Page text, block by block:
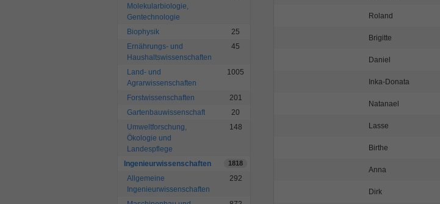
Molekularbiologie,
Gentechnologie
Biophysik
25
Ernährungs- und
Haushaltswissenschaften
45
Land- und
Agrarwissenschaften
1005
Forstwissenschaften
201
Gartenbauwissenschaft
20
Umweltforschung,
Ökologie und
Landespflege
148
Ingenieurwissenschaften 1818
Allgemeine
Ingenieurwissenschaften
292
Roland
Brigitte
Daniel
Inka-Donata
Natanael
Lasse
Birthe
Anna
Dirk